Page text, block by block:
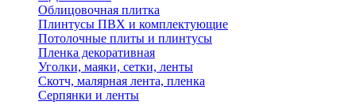
Облицовочная плитка
Плинтусы ПВХ и комплектующие
Потолочные плиты и плинтусы
Пленка декоративная
Уголки, маяки, сетки, ленты
Скотч, малярная лента, пленка
Серпянки и ленты